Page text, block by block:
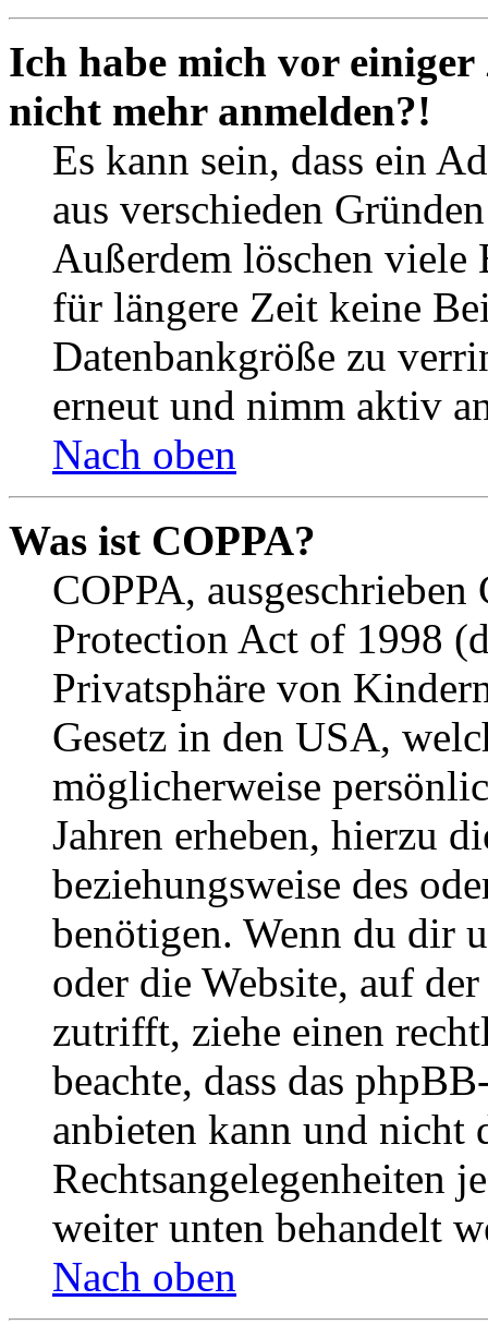
Ich habe mich vor
nicht mehr anmelden?!
Es kann sein, dass ein
aus verschieden
Außerdem löschen viele
für längere Zeit keine
Datenbankgröße zu
erneut und nimm aktiv
Nach oben
Was ist COPPA?
COPPA,
Protection Act of 1998
Privatsphäre von
Gesetz in den USA,
möglicherweise
Jahren erheben, hierzu
beziehungsweise des
benötigen. Wenn du dir
oder die Website, auf
zutrifft, ziehe einen
beachte, dass das
anbieten kann und nicht
Rechtsangelegenheiten
weiter unten behandelt
Nach oben